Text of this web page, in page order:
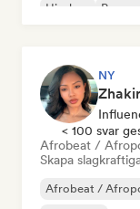
Hip-hop
Pop
NY
< 100 svar
Afrobeat /
Skapa
Afrobeat /